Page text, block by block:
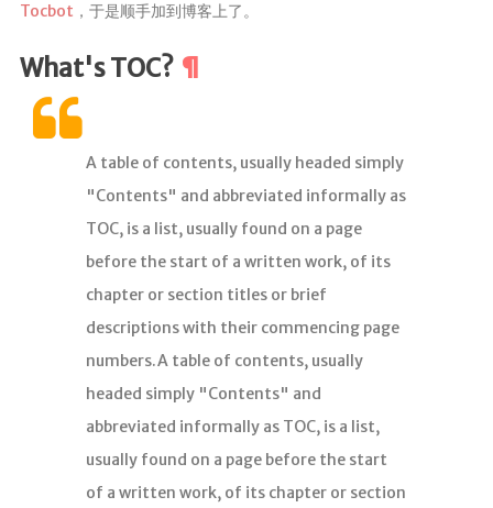
Tocbot ，于是顺手加到博客上了。
What's TOC?
A table of contents, usually headed simply
"Contents" and abbreviated informally as
TOC, is a list, usually found on a page
before the start of a written work, of its
chapter or section titles or brief
descriptions with their commencing page
numbers.A table of contents, usually
headed simply "Contents" and
abbreviated informally as TOC, is a list,
usually found on a page before the start
of a written work, of its chapter or section
极客
文章
影评
随想
笔记
清单
书单
番组
歌单